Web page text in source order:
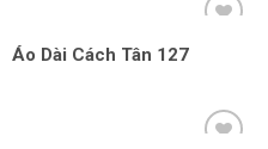
Áo Dài Cách Tân 127